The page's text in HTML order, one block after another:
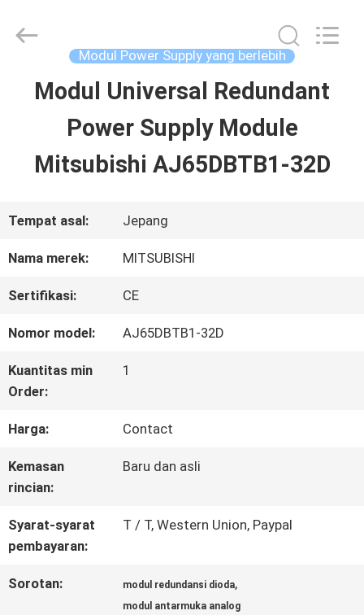
RUMAH
PRODUK
VIDEO
WISATA
KONTROL
Wisdomlong
Modul Power Supply yang berlebih
Modul Universal Redundant
Power Supply Module
Mitsubishi AJ65DBTB1-32D
Tempat asal: Jepang
Nama merek: MITSUBISHI
Sertifikasi: CE
Nomor model: AJ65DBTB1-32D
Kuantitas min
Order:
1
Harga: Contact
Kemasan
rincian:
Baru dan asli
Syarat-syarat
pembayaran:
T / T, Western Union, Paypal
Sorotan: modul redundansi dioda,
modul antarmuka analog